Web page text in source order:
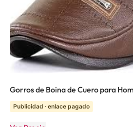
Gorros de Boina de Cuero para
Publicidad · enlace pagado